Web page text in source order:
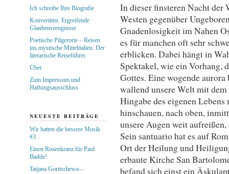
In dieser finsteren Nacht der
Westen gegenüber
Gnadenlosigkeit im Nahen
es für manchen oft sehr
erblicken. Dabei hängt in
Spektakel, wie ein Vorhang,
Gottes. Eine wogende
wallend unsere Welt mit
Hingabe des eigenen
hinschauen, nach oben,
unsere Augen weit
Sein santuario hat es auf
Ort der Heilung und
erbaute Kirche San
befand sich einst ein
Ich schreibe Ihre Biografie
Konvertiten. Ergreifende
Glaubenszeugnisse
Poetische Pilgerorte – Reisen
ins mystische Mittelitalien. Der
literarische Reiseführer.
Über
Zum Impressum und
Haftungsausschluss
NEUESTE BEITRÄGE
Wir hatten die bessere Musik
#3
Einen Rosenkranz für Paul
Badde!
Tatjana Goritschewa –